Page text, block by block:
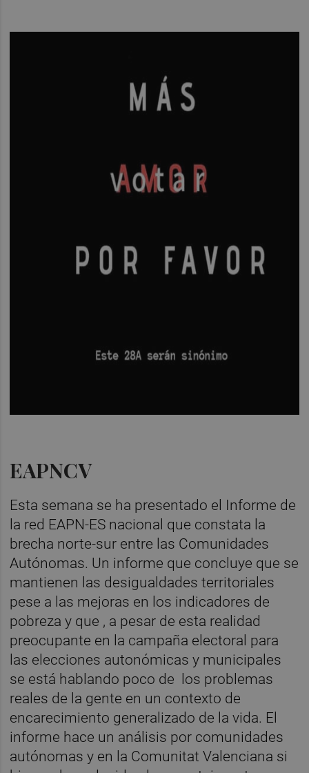
EAPNCV
Esta semana se ha presentado el Informe de
la red EAPN-ES nacional que constata la
brecha norte-sur entre las Comunidades
Autónomas. Un informe que concluye que se
mantienen las desigualdades territoriales
pese a las mejoras en los indicadores de
pobreza y que , a pesar de esta realidad
preocupante en la campaña electoral para
las elecciones autonómicas y municipales
se está hablando poco de los problemas
reales de la gente en un contexto de
encarecimiento generalizado de la vida. El
informe hace un análisis por comunidades
autónomas y en la Comunitat Valenciana si